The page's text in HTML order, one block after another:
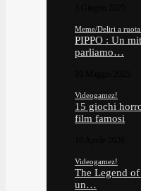
Meme/Deliri a
PIPPO : Un
parliamo…
Videogamez!
15 giochi
film famosi
Videogamez!
The Legend
un…